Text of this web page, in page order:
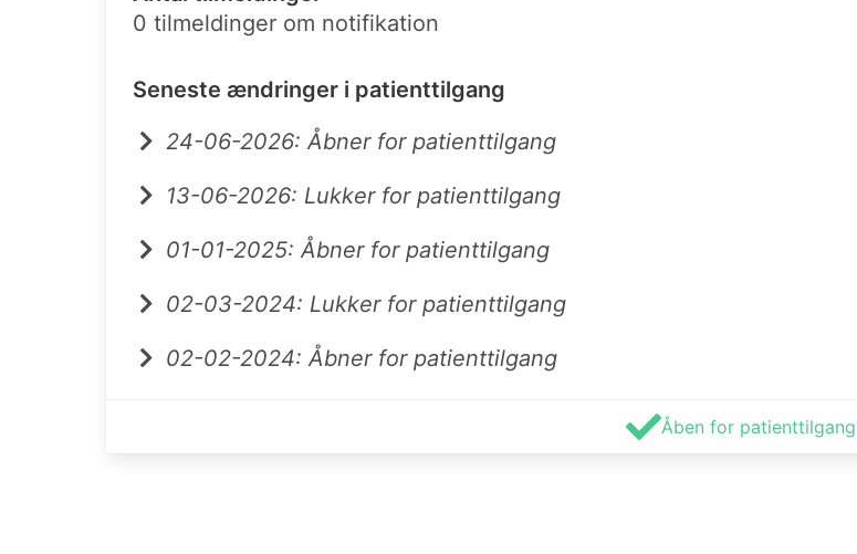
0 tilmeldinger om notifikation
Seneste ændringer i patienttilgang
24-06-2026: Åbner for patienttilgang
13-06-2026: Lukker for patienttilgang
01-01-2025: Åbner for patienttilgang
02-03-2024: Lukker for patienttilgang
02-02-2024: Åbner for patienttilgang
Åben for patienttilgang